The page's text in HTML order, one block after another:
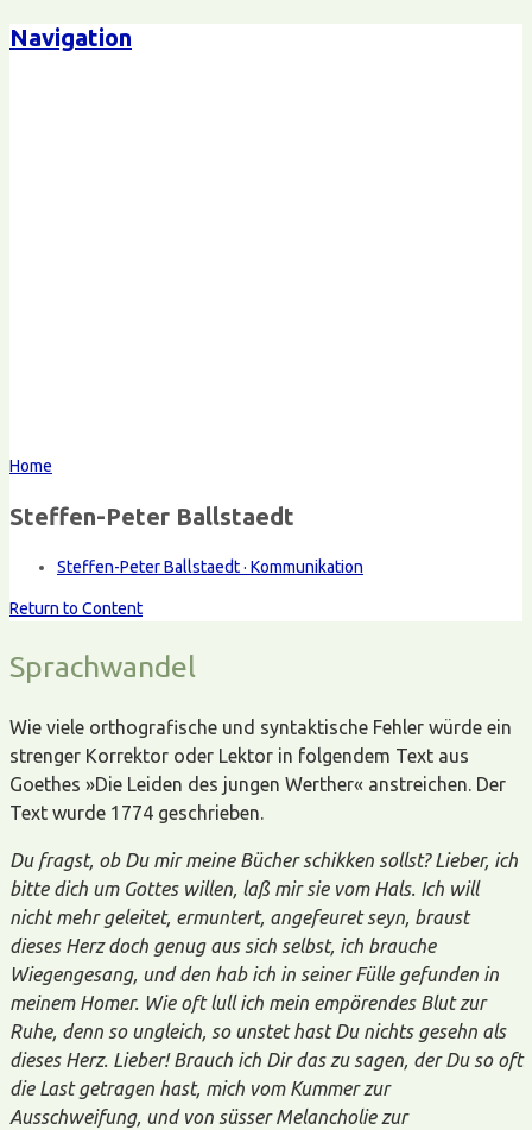
Navigation
Home
Steffen-Peter Ballstaedt
Steffen-Peter Ballstaedt · Kommunikation
Return to Content
Sprachwandel
Wie viele orthografische und syntaktische Fehler würde ein
strenger Korrektor oder Lektor in folgendem Text aus
Goethes »Die Leiden des jungen Werther« anstreichen. Der
Text wurde 1774 geschrieben.
Du fragst, ob Du mir meine Bücher schikken sollst? Lieber, ich
bitte dich um Gottes willen, laß mir sie vom Hals. Ich will
nicht mehr geleitet, ermuntert, angefeuret seyn, braust
dieses Herz doch genug aus sich selbst, ich brauche
Wiegengesang, und den hab ich in seiner Fülle gefunden in
meinem Homer. Wie oft lull ich mein empörendes Blut zur
Ruhe, denn so ungleich, so unstet hast Du nichts gesehn als
dieses Herz. Lieber! Brauch ich Dir das zu sagen, der Du so oft
die Last getragen hast, mich vom Kummer zur
Ausschweifung, und von süsser Melancholie zur